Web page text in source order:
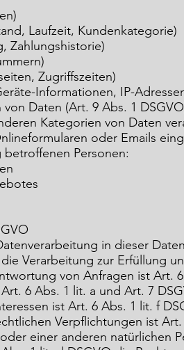
Laufzeit, Kundenkategorie)
Zahlungshistorie)
Zugriffszeiten)
Informationen, IP-
Daten (Art. 9 Abs. 1
Kategorien von Daten
oder Emails
Personen:
in dieser
Verarbeitung zur Erfüllung
von Anfragen ist Art.
6 Abs. 1 lit. a und Art. 7
ist Art. 6 Abs. 1 lit. f
Verpflichtungen ist
einer anderen natürlichen